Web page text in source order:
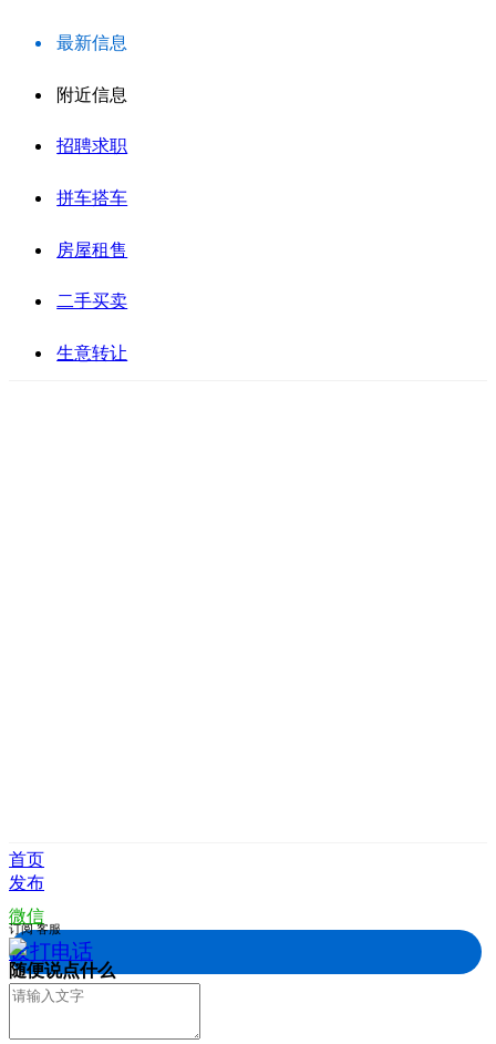
最新信息
附近信息
招聘求职
拼车搭车
房屋租售
二手买卖
生意转让
首页
发布
微信
拨打电话
订阅 客服
随便说点什么